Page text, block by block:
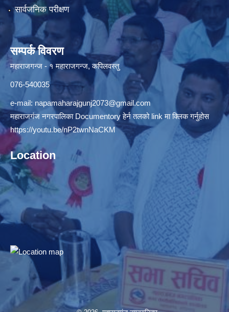
सार्वजनिक परीक्षण
सम्पर्क विवरण
महाराजगन्ज - १ महाराजगन्ज, कपिलवस्तु
076-540035
e-mail: napamaharajgunj2073@gmail.com
महाराजगंज नगरपालिका Documentory हेर्न तलको link मा क्लिक गर्नुहोस
https://youtu.be/nP2twnNaCKM
Location